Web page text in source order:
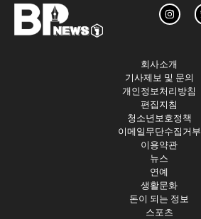
회사소개
기사제보 및 문의
개인정보처리방침
편집지침
청소년보호정책
이메일무단수집거부
이용약관
뉴스
연예
생활문화
돈이 되는 정보
스포츠